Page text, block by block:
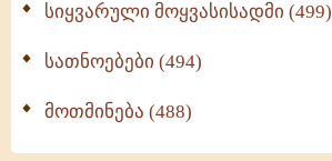
სიყვარული მოყვასისადმი (499)
სათნოებები (494)
მოთმინება (488)